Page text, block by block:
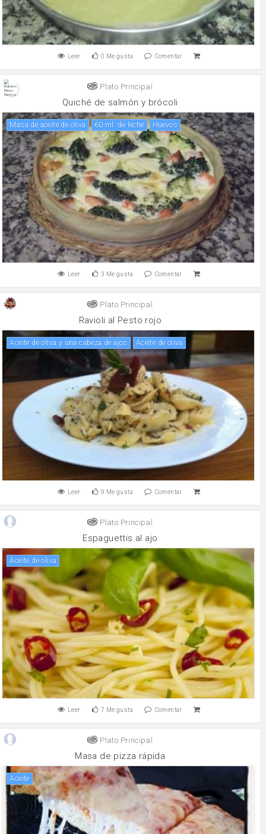
Leer 0 Me gusta Comentar
Plato Principal
Quiché de salmón y brócoli
Masa de aceite de oliva 60 ml. de leche huevos
Leer 3 Me gusta Comentar
Plato Principal
Ravioli al Pesto rojo
Aceite de oliva y una cabeza de ajos aceite de oliva
Leer 9 Me gusta Comentar
Plato Principal
Espaguettis al ajo
aceite de oliva
Leer 7 Me gusta Comentar
Plato Principal
Masa de pizza rápida
aceite